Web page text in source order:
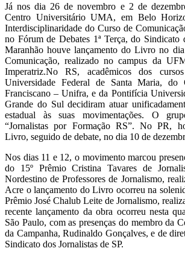
Já nos dia 26 de novembro e 2 de
Centro Universitário UMA, em Belo
Interdisciplinaridade do Curso de
no Fórum de Debates 1ª Terça, do
Maranhão houve lançamento do Livro no
Comunicação, realizado no campus da
Imperatriz.No RS, acadêmicos dos
Universidade Federal de Santa Maria, do
Franciscano – Unifra, e da Pontifícia
Grande do Sul decidiram atuar
estadual às suas movimentações. O
“Jornalistas por Formação RS”. No PR,
Livro, seguido de debate, no dia 10 de
Nos dias 11 e 12, o movimento marcou
do 15º Prêmio Cristina Tavares de
Nordestino de Professores de Jornalismo,
Acre o lançamento do Livro ocorreu na
Prêmio José Chalub Leite de Jornalismo,
recente lançamento da obra ocorreu nesta
São Paulo, com as presenças do membro da
da Campanha, Rudinaldo Gonçalves, e de
Sindicato dos Jornalistas de SP.